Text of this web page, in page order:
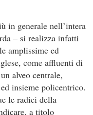
in generale nell’intera
– si realizza infatti
amplissime ed
come affluenti di
alveo centrale,
insieme policentrico.
le radici della
a titolo